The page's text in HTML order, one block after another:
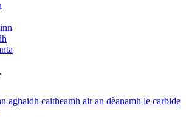
aghaidh caitheamh air an dèanamh le carbide